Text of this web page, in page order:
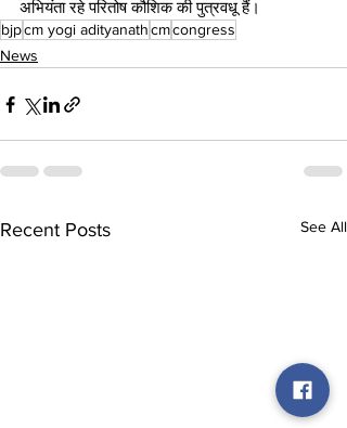
अभियंता रहे परितोष कौशिक की पुत्रवधू हैं।
bjpcm yogi adityanathcmcongress
News
Recent Posts See All